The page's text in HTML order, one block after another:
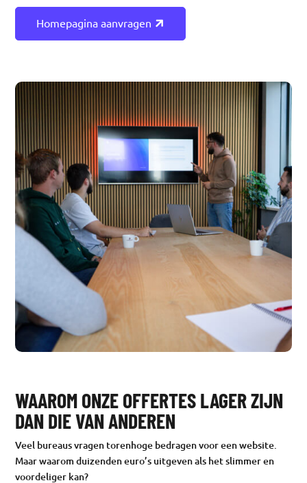
Homepagina aanvragen
WAAROM ONZE OFFERTES LAGER ZIJN
DAN DIE VAN ANDEREN
Veel bureaus vragen torenhoge bedragen voor een website.
Maar waarom duizenden euro’s uitgeven als het slimmer en
voordeliger kan?